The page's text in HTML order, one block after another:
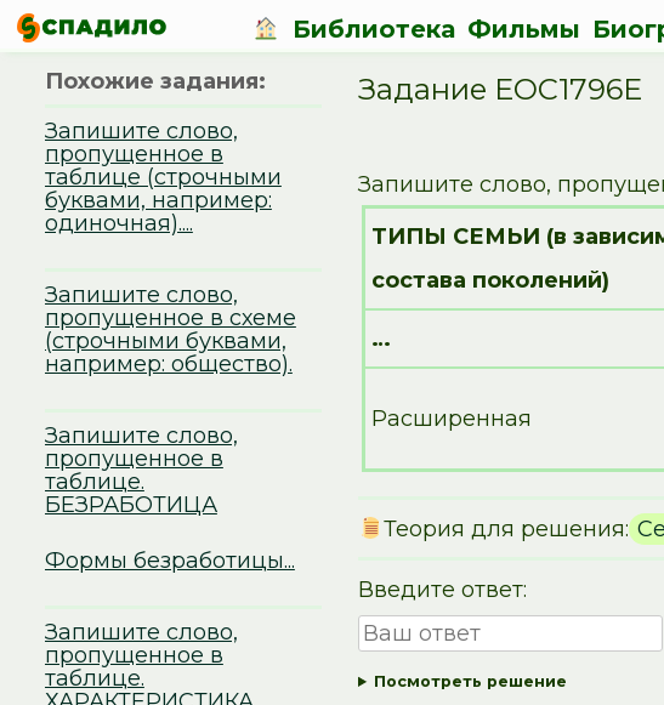
Библиотека Фильмы
Задание EOC1796E
Запишите слово,
ТИПЫ СЕМЬИ (в
состава поколений)
…
Расширенная
Теория для решения:
Введите ответ:
Посмотреть решение
Похожие задания:
Запишите слово,
пропущенное в
таблице (строчными
буквами, например:
одиночная)....
Запишите слово,
пропущенное в схеме
(строчными буквами,
например: общество).
Запишите слово,
пропущенное в
таблице.
БЕЗРАБОТИЦА
Формы безработицы...
Запишите слово,
пропущенное в
таблице.